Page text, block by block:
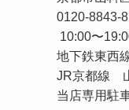
0120-
10:00〜
地下鉄東西
JR京都線
当店専用駐